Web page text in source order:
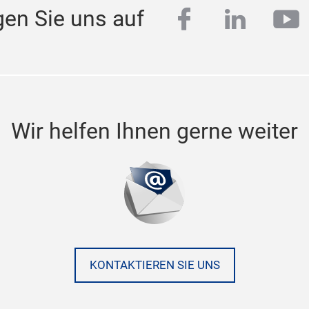
Sie uns auf facebook
linkedin
Wir helfen Ihnen gerne weiter
KONTAKTIEREN SIE UNS